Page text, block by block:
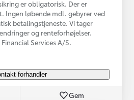
er obligatorisk. Der er
Ingen løbende mdl. gebyrer ved
betalingstjeneste. Vi tager
og renteforhøjelser.
Services A/S.
forhandler
Gem